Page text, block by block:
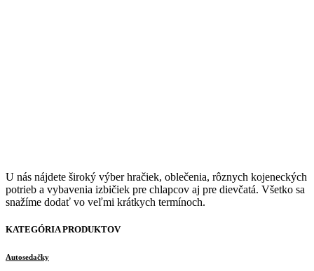
U nás nájdete široký výber hračiek, oblečenia, rôznych kojeneckých
potrieb a vybavenia izbičiek pre chlapcov aj pre dievčatá. Všetko sa
snažíme dodať vo veľmi krátkych termínoch.
KATEGÓRIA PRODUKTOV
Autosedačky